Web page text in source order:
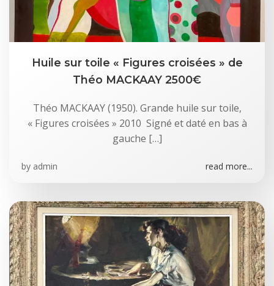
Huile sur toile « Figures croisées » de
Théo MACKAAY 2500€
Théo MACKAAY (1950). Grande huile sur toile,
« Figures croisées » 2010 Signé et daté en bas à
gauche […]
by admin read more...